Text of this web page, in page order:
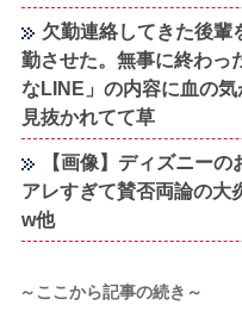
欠勤連絡してきた後輩
勤させた。無事に終わっ
なLINE」の内容に血の
見抜かれてて草
【画像】ディズニー
アレすぎて賛否両論の大
w他
～ここから記事の続き～